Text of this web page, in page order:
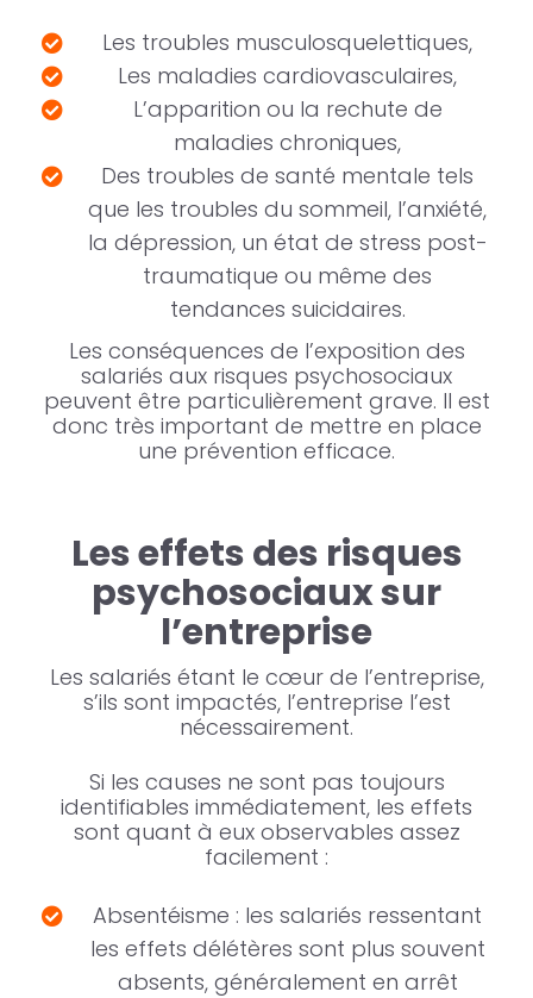
Les troubles musculosquelettiques,
Les maladies cardiovasculaires,
L’apparition ou la rechute de
maladies chroniques,
Des troubles de santé mentale tels
que les troubles du sommeil, l’anxiété,
la dépression, un état de stress post-
traumatique ou même des
tendances suicidaires.
Les conséquences de l’exposition des
salariés aux risques psychosociaux
peuvent être particulièrement grave. Il est
donc très important de mettre en place
une prévention efficace.
Les effets des risques
psychosociaux sur
l’entreprise
Les salariés étant le cœur de l’entreprise,
s’ils sont impactés, l’entreprise l’est
nécessairement.
Si les causes ne sont pas toujours
identifiables immédiatement, les effets
sont quant à eux observables assez
facilement :
Absentéisme : les salariés ressentant
les effets délétères sont plus souvent
absents, généralement en arrêt